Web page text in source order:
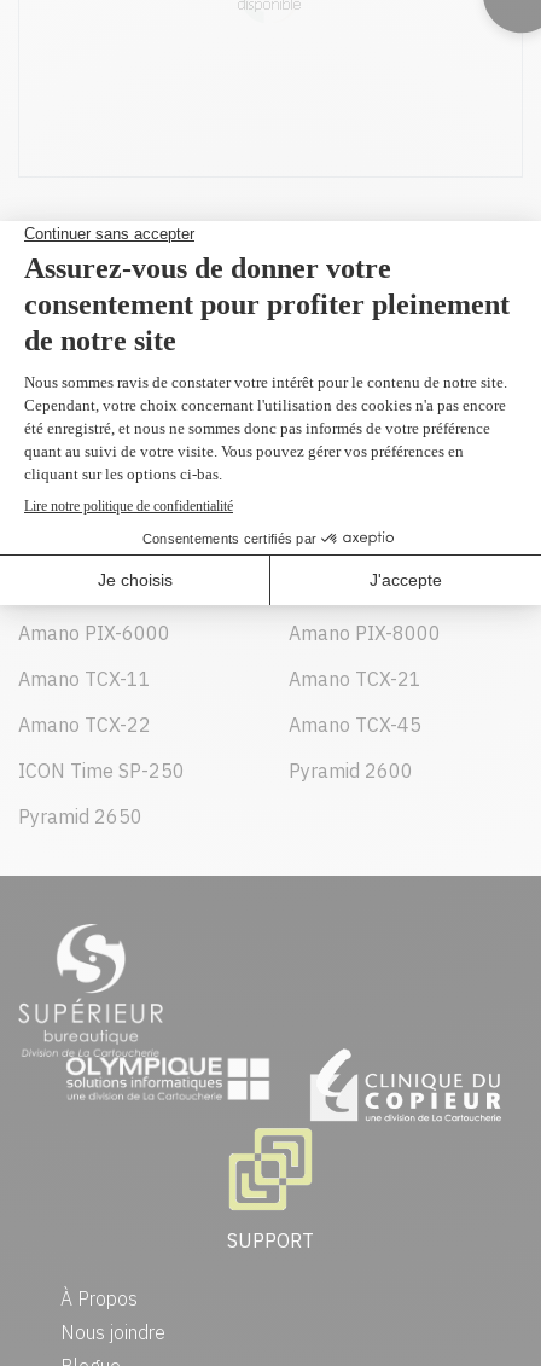
Peut être utilisé dans :
Amano EX-3000
Amano EX-6000
Amano EX-6200
Amano MJR 8500
Amano PIX-10
Amano PIX-15
Amano PIX-20
Amano PIX-200
Amano PIX-28
Amano PIX-3000
Amano PIX-3200
Amano PIX-55
Amano PIX-6000
Amano PIX-8000
Amano TCX-11
Amano TCX-21
Amano TCX-22
Amano TCX-45
ICON Time SP-250
Pyramid 2600
Pyramid 2650
SUPPORT
À Propos
Nous joindre